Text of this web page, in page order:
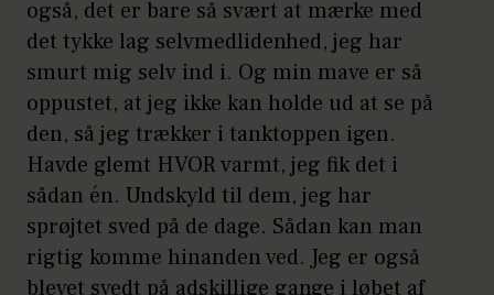
også, det er bare så svært at mærke med
det tykke lag selvmedlidenhed, jeg har
smurt mig selv ind i. Og min mave er så
oppustet, at jeg ikke kan holde ud at se på
den, så jeg trækker i tanktoppen igen.
Havde glemt HVOR varmt, jeg fik det i
sådan én. Undskyld til dem, jeg har
sprøjtet sved på de dage. Sådan kan man
rigtig komme hinanden ved. Jeg er også
blevet svedt på adskillige gange i løbet af